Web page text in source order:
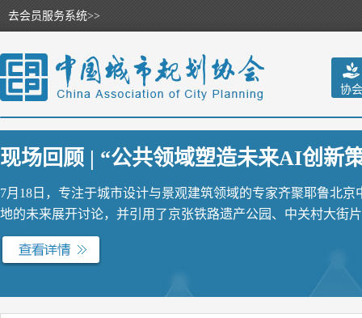
去会员服务系统>>
协会
现场回顾 | “公共领域塑造未来AI创新
7月18日，专注于城市设计与景观建筑领域的专家齐聚耶鲁北
地的未来展开讨论，并引用了京张铁路遗产公园、中关村大街